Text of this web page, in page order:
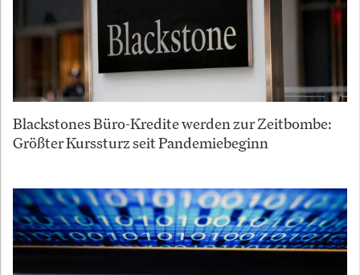
Blackstones Büro-Kredite werden zur Zeitbombe:
Größter Kurssturz seit Pandemiebeginn